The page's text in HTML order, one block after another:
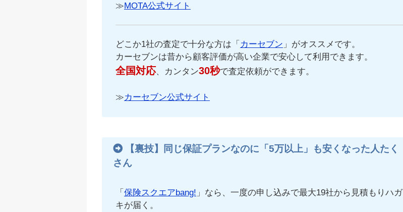
≫MOTA公式サイト
どこか1社の査定で十分な方は「 カーセブン 」がオススメです。
カーセブンは昔から顧客評価が高い企業で安心して利用できます。
全国対応、カンタン30秒で査定依頼ができます。
≫カーセブン公式サイト
【裏技】同じ保証プランなのに「5万以上」も安くなった人たく
さん
「 保険スクエアbang! 」なら、一度の申し込みで最大19社から見積もりハガ
キが届く。